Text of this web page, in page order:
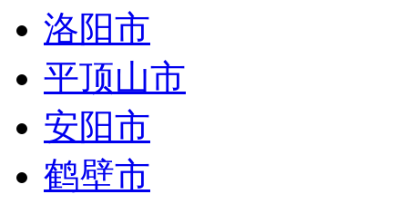
洛阳市
平顶山市
安阳市
鹤壁市